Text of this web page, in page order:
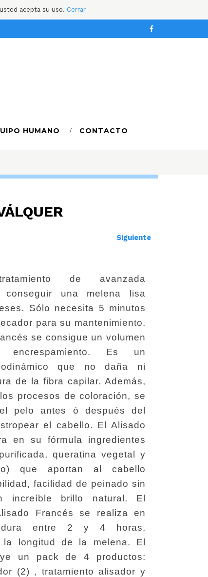
acepta su uso. Cerrar
HUMANO CONTACTO
Siguiente
de avanzada
conseguir una melena lisa
Sólo necesita 5 minutos
para su mantenimiento.
se consigue un volumen
encrespamiento. Es un
que no daña ni
de la fibra capilar. Además,
procesos de coloración, se
pelo antes ó después del
el cabello. El Alisado
en su fórmula ingredientes
queratina vegetal y
que aportan al cabello
facilidad de peinado sin
increíble brillo natural. El
Francés se realiza en
dura entre 2 y 4 horas,
la longitud de la melena. El
un pack de 4 productos:
(2) , tratamiento alisador y